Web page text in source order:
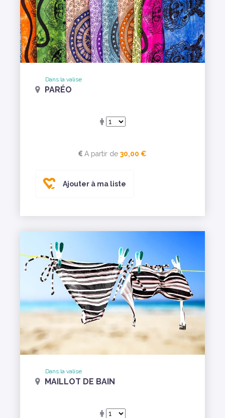
Dans la valise
PARÉO
A partir de 30,00 €
Ajouter à ma liste
Dans la valise
MAILLOT DE BAIN